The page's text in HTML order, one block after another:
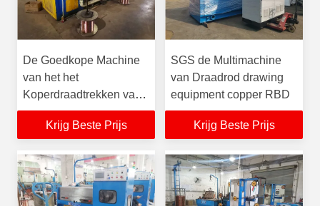
De Goedkope Machine
van het het
Koperdraadtrekken van
de de Prijs Tweede
Hand van China
Krijg Beste Prijs
SGS de Multimachine
van Draadrod drawing
equipment copper RBD
Krijg Beste Prijs